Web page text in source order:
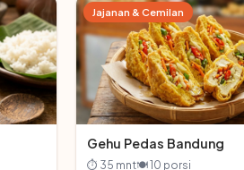
Jajanan & Cemilan
Gehu Pedas Bandung
⏱ 35 mnt🍽 10 porsi